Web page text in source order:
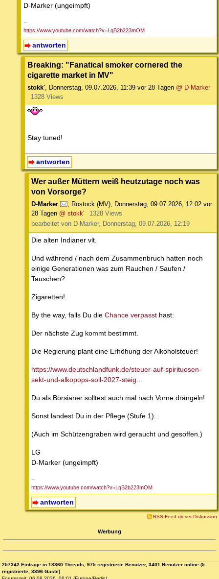
D-Marker (ungeimpft)
--
https://www.youtube.com/watch?v=LqB2b223mOM
antworten
Breaking: "Fanatical smoker cornered the
cigarette market in MV"
stokk', Donnerstag, 09.07.2026, 11:39 vor 28 Tagen @ D-Marker
1328 Views
Stay tuned!
antworten
Wer außer Müttern weiß heutzutage noch was
von Vorsorge?
D-Marker , Rostock (MV), Donnerstag, 09.07.2026, 12:02 vor
28 Tagen @ stokk'
1328 Views
bearbeitet von D-Marker, Donnerstag, 09.07.2026, 12:19
Die alten Indianer vlt.
Und während / nach dem Zusammenbruch hatten noch
einige Generationen was zum Rauchen / Saufen /
Tauschen?
Zigaretten!
By the way, falls Du die Chance verpasst hast:
Der nächste Zug kommt bestimmt.
Die Regierung plant eine Erhöhung der Alkoholsteuer!
https://www.deutschlandfunk.de/steuer-auf-spirituosen-
sekt-und-alkopops-soll-2027-steig...
Du als Börsianer solltest auch mal nach Vorne drängeln!
Sonst landest Du in der Pflege (Stufe 1)...
(Auch im Schützengraben wird geraucht und gesoffen.)
LG
D-Marker (ungeimpft)
--
https://www.youtube.com/watch?v=LqB2b223mOM
antworten
RSS-Feed dieser Diskussion
Werbung
257342 Einträge in 18360 Threads, 975 registrierte Benutzer, 3401 Benutzer online (5
registrierte, 3396 Gäste)